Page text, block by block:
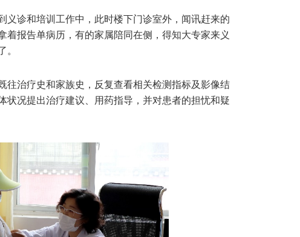
义诊和培训工作中，此时楼下门诊室外，闻讯赶来的
着报告单病历，有的家属陪同在侧，得知大专家来义
。
往治疗史和家族史，反复查看相关检测指标及影像结
状况提出治疗建议、用药指导，并对患者的担忧和疑